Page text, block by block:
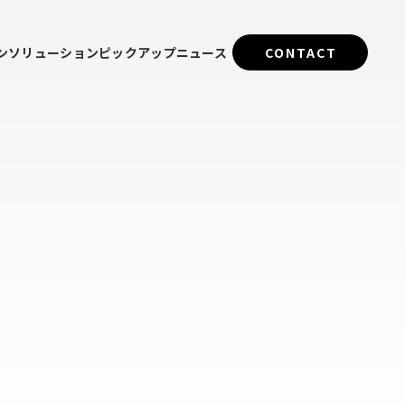
ソリューションピックアップニュース CONTACT